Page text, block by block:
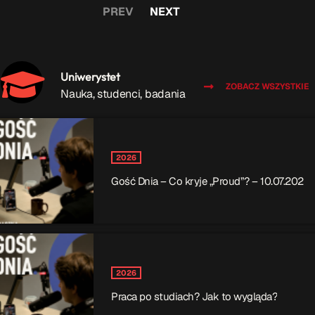
PREV NEXT
2026
Gość Dnia – Co kryje „Proud”? – 10.07.202
2026
Praca po studiach? Jak to wygląda?
ZOBACZ WSZYSTKIE
Uniwerystet
Nauka, studenci, badania